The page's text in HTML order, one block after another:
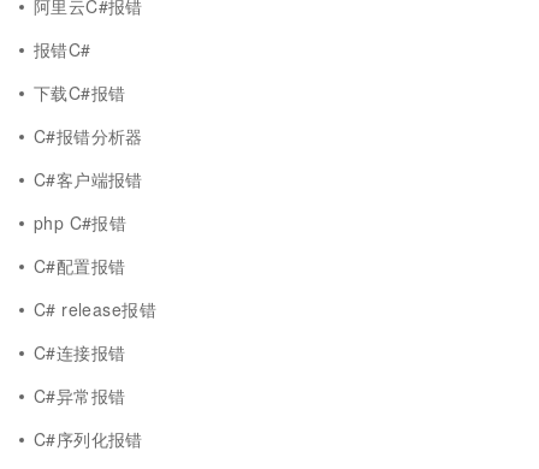
阿里云C#报错
报错C#
下载C#报错
C#报错分析器
C#客户端报错
php C#报错
C#配置报错
C# release报错
C#连接报错
C#异常报错
C#序列化报错